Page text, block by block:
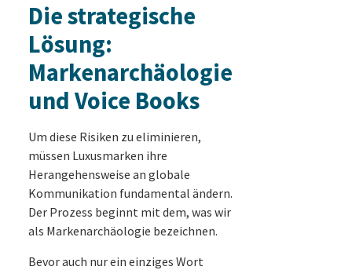
Die strategische
Lösung:
Markenarchäologie
und Voice Books
Um diese Risiken zu eliminieren,
müssen Luxusmarken ihre
Herangehensweise an globale
Kommunikation fundamental ändern.
Der Prozess beginnt mit dem, was wir
als Markenarchäologie bezeichnen.
Bevor auch nur ein einziges Wort